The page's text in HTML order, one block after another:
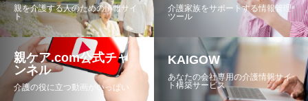
親を介護する人のための情報サイ
ト
介護家族をサポートする情報管理
ツール
親ケア.com公式チャ
ンネル
介護の役に立つ動画がいっぱい
KAIGOW
あなたの会社専用の介護情報サイ
ト構築サービス